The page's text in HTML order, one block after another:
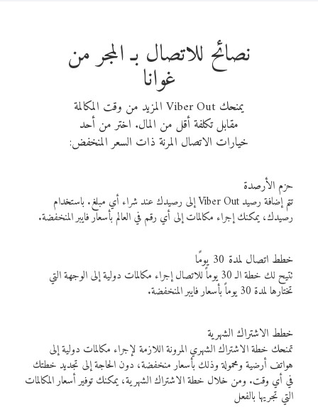
نصائح للاتصال بـ المجر من
غوانا
يمنحك Viber Out المزيد من وقت المكالمة
مقابل تكلفة أقل من المال. اختر من أحد
خيارات الاتصال المرنة ذات السعر المنخفض:
حزم الأرصدة
تتم إضافة رصيد Viber Out إلى رصيدك عند شراء أي مبلغ. باستخدام
رصيدك، يمكنك إجراء مكالمات إلى أي رقم في العالم بأسعار فايبر المنخفضة.
خطط اتصال لمدة 30 يومًا
تتيح لك خطة الـ 30 يوماً للاتصال إجراء مكالمات دولية إلى الوجهة التي
تختارها لمدة 30 يوماً بأسعار فايبر المنخفضة.
خطط الاشتراك الشهرية
تمنحك خطة الاشتراك الشهري المرونة اللازمة لإجراء مكالمات دولية إلى
هواتف أرضية ومحمولة وذلك بأسعار منخفضة، دون الحاجة إلى تجديد خطتك
في أي وقت. ومن خلال خطة الاشتراك الشهرية، يمكنك توفير أسعار المكالمات
التي تجريها بالفعل